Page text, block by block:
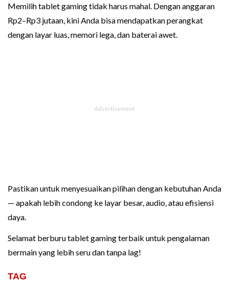
Memilih tablet gaming tidak harus mahal. Dengan anggaran
Rp2–Rp3 jutaan, kini Anda bisa mendapatkan perangkat
dengan layar luas, memori lega, dan baterai awet.
Pastikan untuk menyesuaikan pilihan dengan kebutuhan Anda
— apakah lebih condong ke layar besar, audio, atau efisiensi
daya.
Selamat berburu tablet gaming terbaik untuk pengalaman
bermain yang lebih seru dan tanpa lag!
TAG